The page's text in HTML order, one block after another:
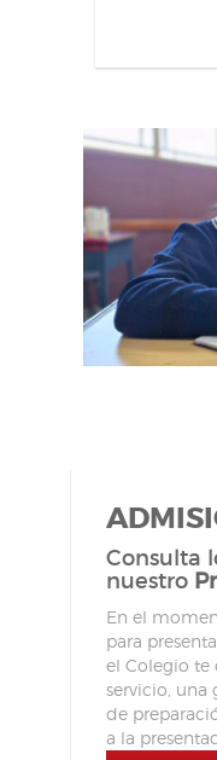
Consulta
nuestro
En el
para
el Colegio te
servicio, una
de
a la